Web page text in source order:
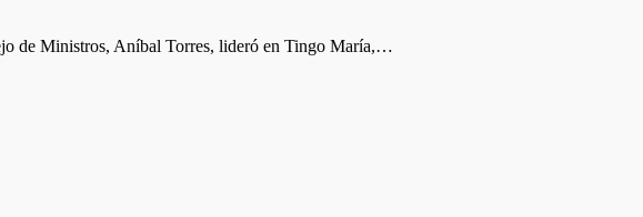
de Ministros, Aníbal Torres, lideró en Tingo María,…